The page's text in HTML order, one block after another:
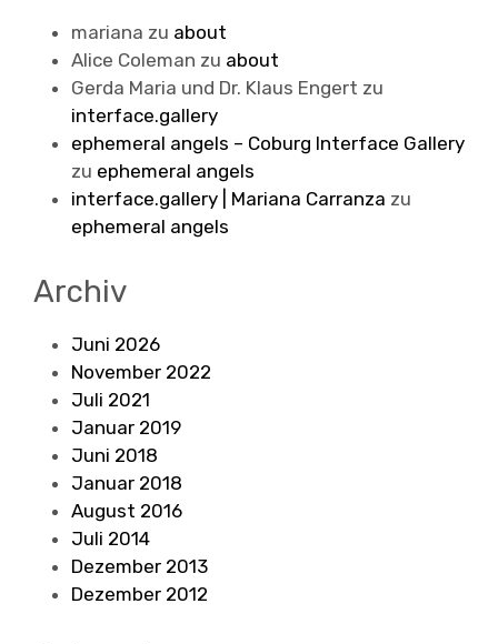
mariana zu about
Alice Coleman zu about
Gerda Maria und Dr. Klaus Engert zu
interface.gallery
ephemeral angels – Coburg Interface Gallery
zu ephemeral angels
interface.gallery | Mariana Carranza zu
ephemeral angels
Archiv
Juni 2026
November 2022
Juli 2021
Januar 2019
Juni 2018
Januar 2018
August 2016
Juli 2014
Dezember 2013
Dezember 2012